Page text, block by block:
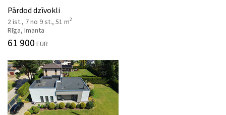
Pārdod dzīvokli
2 ist., 7 no 9 st., 51 m2
Rīga, Imanta
61 900 EUR